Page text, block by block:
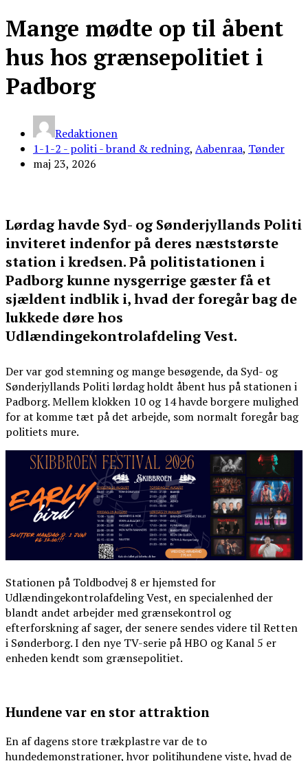
Mange mødte op til åbent
hus hos grænsepolitiet i
Padborg
Redaktionen
1-1-2 - politi - brand & redning, Aabenraa, Tønder
maj 23, 2026
Lørdag havde Syd- og Sønderjyllands Politi
inviteret indenfor på deres næststørste
station i kredsen. På politistationen i
Padborg kunne nysgerrige gæster få et
sjældent indblik i, hvad der foregår bag de
lukkede døre hos
Udlændingekontrolafdeling Vest.
Der var god stemning og mange besøgende, da Syd- og
Sønderjyllands Politi lørdag holdt åbent hus på stationen i
Padborg. Mellem klokken 10 og 14 havde borgere mulighed
for at komme tæt på det arbejde, som normalt foregår bag
politiets mure.
Stationen på Toldbodvej 8 er hjemsted for
Udlændingekontrolafdeling Vest, en specialenhed der
blandt andet arbejder med grænsekontrol og
efterforskning af sager, der senere sendes videre til Retten
i Sønderborg. I den nye TV-serie på HBO og Kanal 5 er
enheden kendt som grænsepolitiet.
Hundene var en stor attraktion
En af dagens store trækplastre var de to
hundedemonstrationer, hvor politihundene viste, hvad de